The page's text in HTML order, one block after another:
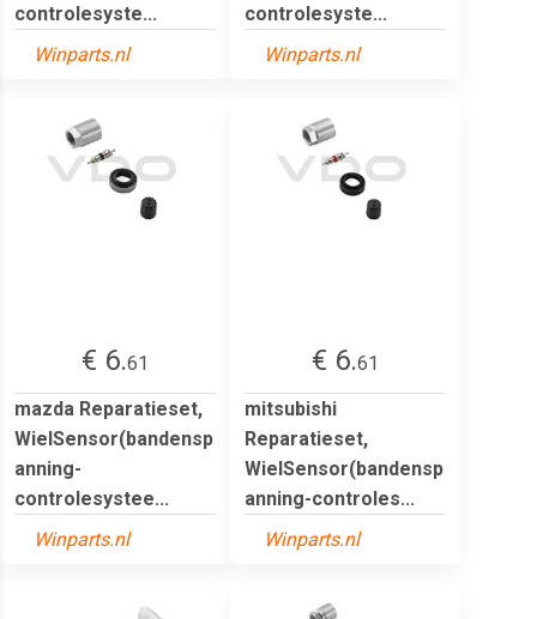
controlesyste...
Winparts.nl
controlesyste...
Winparts.nl
€ 6.61
mazda Reparatieset,
WielSensor(bandensp
anning-
controlesystee...
Winparts.nl
€ 6.61
mitsubishi
Reparatieset,
WielSensor(bandensp
anning-controles...
Winparts.nl